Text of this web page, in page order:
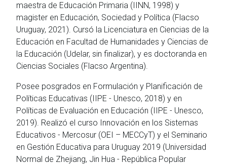
maestra de Educación Primaria (IINN, 1998) y
magister en Educación, Sociedad y Política (Flacso
Uruguay, 2021). Cursó la Licenciatura en Ciencias de la
Educación en Facultad de Humanidades y Ciencias de
la Educación (Udelar, sin finalizar), y es doctoranda en
Ciencias Sociales (Flacso Argentina).
Posee posgrados en Formulación y Planificación de
Políticas Educativas (IIPE - Unesco, 2018) y en
Políticas de Evaluación en Educación (IIPE - Unesco,
2019). Realizó el curso Innovación en los Sistemas
Educativos - Mercosur (OEI – MECCyT) y el Seminario
en Gestión Educativa para Uruguay 2019 (Universidad
Normal de Zhejiang, Jin Hua - República Popular